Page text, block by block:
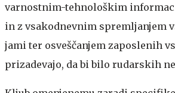
varnostnim-tehnološkim
in z vsakodnevnim spremljanjem
jami ter osveščanjem zaposlenih
prizadevajo, da bi bilo rudarskih